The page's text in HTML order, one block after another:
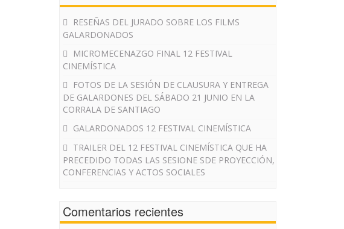
RESEÑAS DEL JURADO SOBRE LOS FILMS
GALARDONADOS
MICROMECENAZGO FINAL 12 FESTIVAL
CINEMÍSTICA
FOTOS DE LA SESIÓN DE CLAUSURA Y ENTREGA
DE GALARDONES DEL SÁBADO 21 JUNIO EN LA
CORRALA DE SANTIAGO
GALARDONADOS 12 FESTIVAL CINEMÍSTICA
TRAILER DEL 12 FESTIVAL CINEMÍSTICA QUE HA
PRECEDIDO TODAS LAS SESIONE SDE PROYECCIÓN,
CONFERENCIAS Y ACTOS SOCIALES
Comentarios recientes